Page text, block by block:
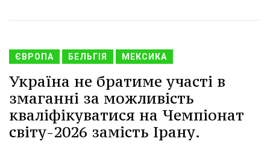
ЄВРОПА БЕЛЬГІЯ МЕКСИКА
Україна не братиме участі в
змаганні за можливість
кваліфікуватися на Чемпіонат
світу-2026 замість Ірану.